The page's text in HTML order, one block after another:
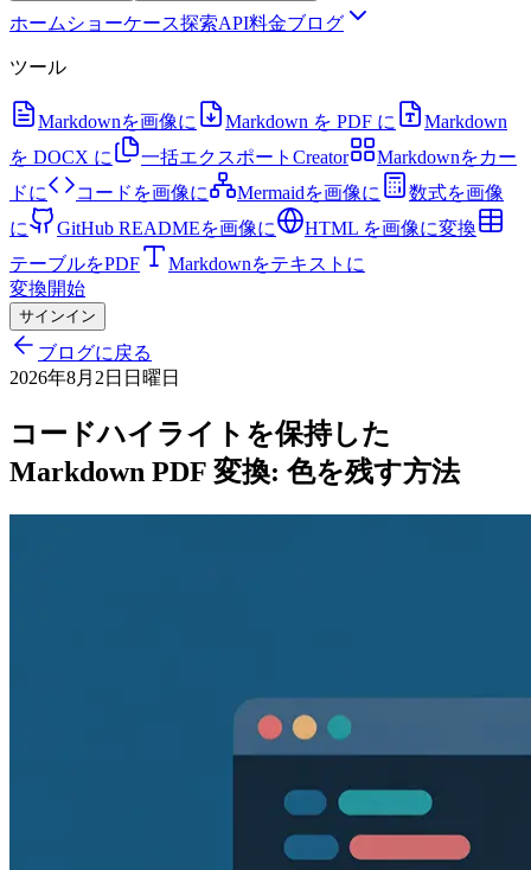
ホーム ショーケース探索API料金ブログ
ツール
Markdownを画像に Markdown を PDF に
Markdown
を DOCX に
一括エクスポート Creator
Markdownをカー
ドに
コードを画像に Mermaidを画像に
数式を画像
に
GitHub READMEを画像に
HTML を画像に変換
テーブルをPDF
Markdownをテキストに
変換開始
サインイン
ブログに戻る
2026年8月2日日曜日
コードハイライトを保持した
Markdown PDF 変換: 色を残す方法